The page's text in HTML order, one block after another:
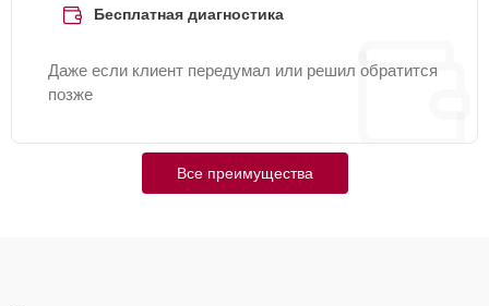
Бесплатная диагностика
Даже если клиент передумал или решил обратится
позже
Все преимущества